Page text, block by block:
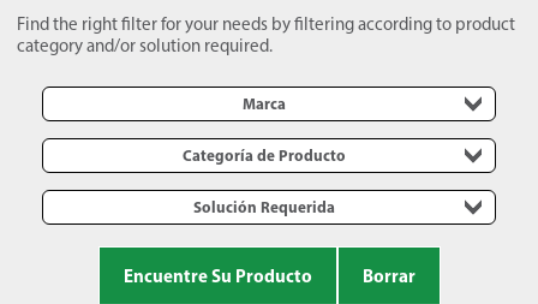
Find the right filter for your needs by filtering according to product
category and/or solution required.
Marca
Categoría de Producto
Solución Requerida
Encuentre Su Producto Borrar